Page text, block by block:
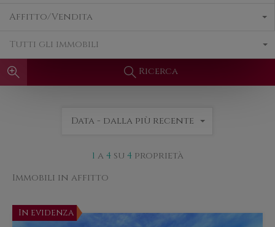
Affitto/Vendita
Tutti gli immobili
Ricerca
1 a 4 su 4 proprietà
Data - dalla più recente
Immobili in affitto
In evidenza